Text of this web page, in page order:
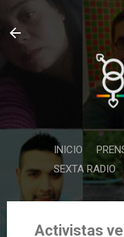
INICIO
SEXTA RADIO
Activistas